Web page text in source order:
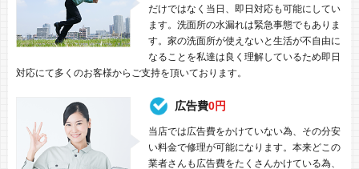
だけではなく当日、即日対応も可能にしてい
ます。洗面所の水漏れは緊急事態でもありま
す。家の洗面所が使えないと生活が不自由に
なることを私達は良く理解しているため即日
対応にて多くのお客様からご支持を頂いております。
広告費0円
当店では広告費をかけていない為、その分安
い料金で修理が可能になります。本来どこの
業者さんも広告費をたくさんかけている為、